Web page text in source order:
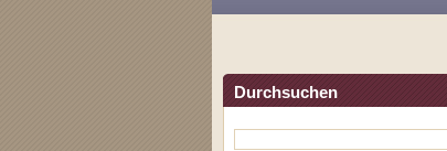
Durchsuchen